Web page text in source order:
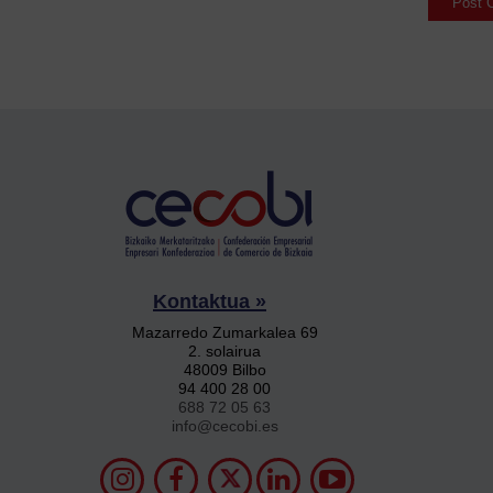
Kontaktua »
Mazarredo Zumarkalea 69
2. solairua
48009 Bilbo
94 400 28 00
688 72 05 63
info@cecobi.es